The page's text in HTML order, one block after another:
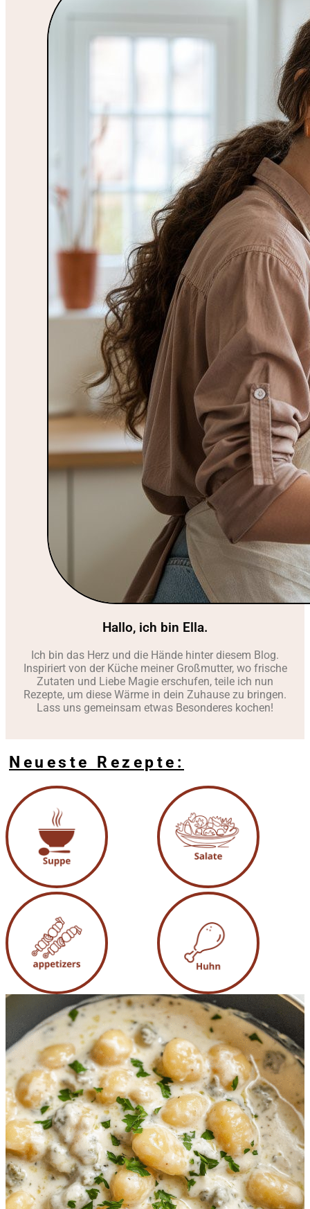
Hallo, ich bin Ella.
Ich bin das Herz und die Hände hinter diesem Blog.
Inspiriert von der Küche meiner Großmutter, wo frische
Zutaten und Liebe Magie erschufen, teile ich nun
Rezepte, um diese Wärme in dein Zuhause zu bringen.
Lass uns gemeinsam etwas Besonderes kochen!
Neueste Rezepte: